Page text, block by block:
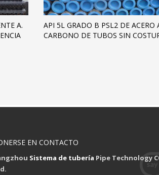
A.
API 5L GRADO B PSL2 DE ACERO
CARBONO DE TUBOS SIN
EN CONTACTO
Sistema de tubería Pipe Technology